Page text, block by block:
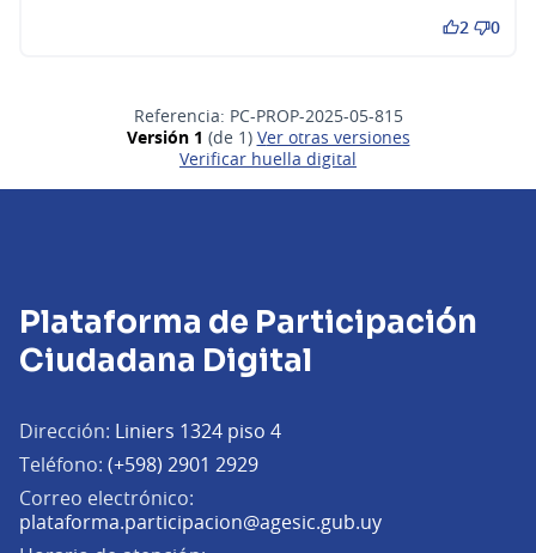
2 0
Referencia: PC-PROP-2025-05-815
Versión 1 (de 1)
ver otras versiones
Verificar huella digital
Plataforma de Participación
Ciudadana Digital
Dirección: Liniers 1324 piso 4
Teléfono: (+598) 2901 2929
Correo electrónico:
plataforma.participacion@agesic.gub.uy(Abrir en una